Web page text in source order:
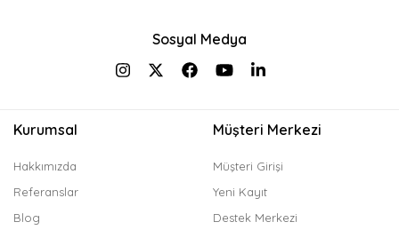
Sosyal Medya
Kurumsal
Hakkımızda
Referanslar
Blog
Müşteri Merkezi
Müşteri Girişi
Yeni Kayıt
Destek Merkezi